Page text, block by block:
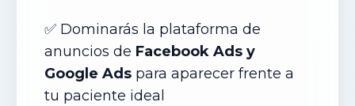
✅ Dominarás la plataforma de
anuncios de Facebook Ads y
Google Ads para aparecer frente a
tu paciente ideal